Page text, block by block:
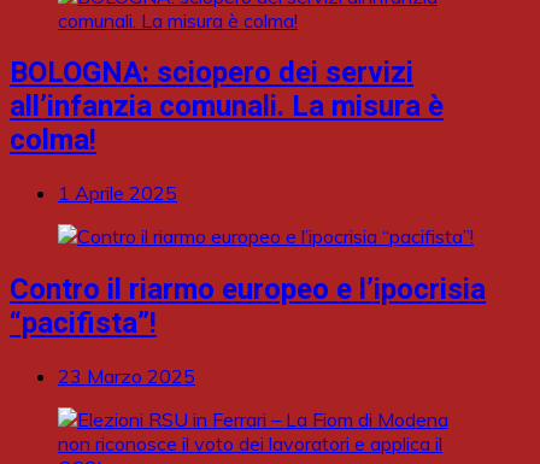
BOLOGNA: sciopero dei servizi
all’infanzia comunali. La misura è
colma!
1 Aprile 2025
Contro il riarmo europeo e l’ipocrisia
“pacifista”!
23 Marzo 2025